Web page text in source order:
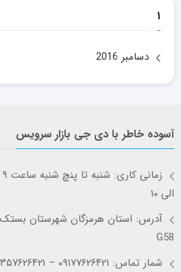
۱
دسامبر 2016
آسوده خاطر با دی جی بازار سرویس
الی ۱۰
G58
شمار تماس: ۰۹۱۷۷۶۲۶۴۲۱ – ۰۹۳۵۷۶۲۶۴۲۱